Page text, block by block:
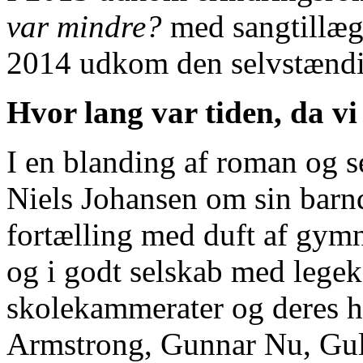
var mindre? med
2014 udkom den
Hvor lang var tiden, da
I en blanding af roman og
Niels Johansen om sin
fortælling med duft af
og i godt selskab med
skolekammerater og deres
Armstrong, Gunnar Nu,